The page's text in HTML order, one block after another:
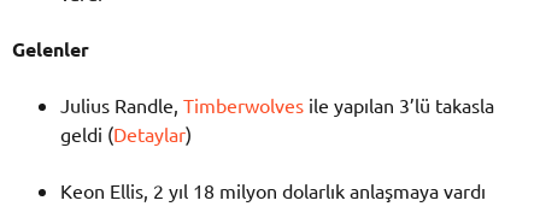
Gelenler
Julius Randle, Timberwolves ile yapılan 3’lü takasla
geldi (Detaylar)
Keon Ellis, 2 yıl 18 milyon dolarlık anlaşmaya vardı